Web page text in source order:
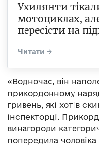
Ухилянти
мотоциклах,
пересісти на
«Водночас, він
прикордонному
гривень, які хотів
інспекторці.
винагороди
попередила